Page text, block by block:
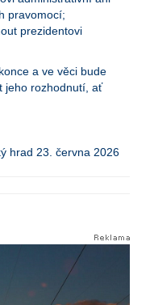
pravomocí;
prezidentovi
a ve věci bude
jeho rozhodnutí, ať
hrad 23. června 2026